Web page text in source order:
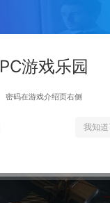
PC游戏乐园
密码在游戏介绍页右侧
我知道